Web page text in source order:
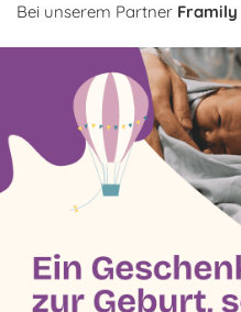
Bei unserem Partner Framily